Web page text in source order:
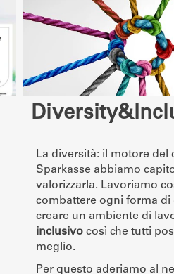
La diversità: il motore del
Sparkasse abbiamo
valorizzarla. Lavoriamo
combattere ogni forma di
creare un ambiente di
inclusivo così che tutti
meglio.
Per questo aderiamo al